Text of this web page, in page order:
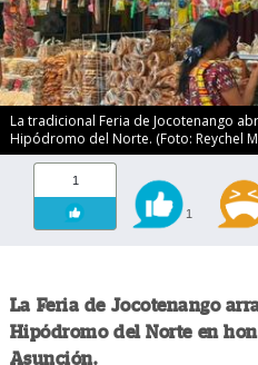
La tradicional Feria de Jocotenango
Hipódromo del Norte. (Foto: Reychel
1
1
La Feria de Jocotenango
Hipódromo del Norte en
Asunción.